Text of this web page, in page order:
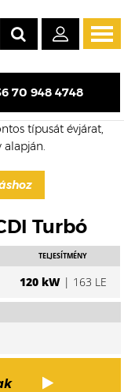
70 948 4748
árak
típusát évjárat,
Turbó
TELJESÍTMÉNY
120 kW| 163 LE